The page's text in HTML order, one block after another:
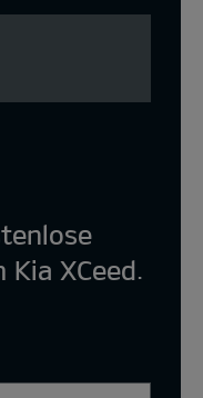
XCeed.